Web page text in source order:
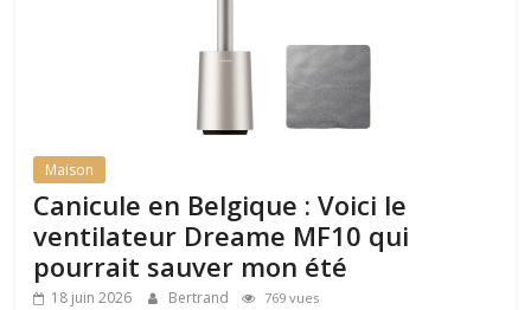
Maison
Canicule en Belgique : Voici le
ventilateur Dreame MF10 qui
pourrait sauver mon été
18 juin 2026 Bertrand 769 vues